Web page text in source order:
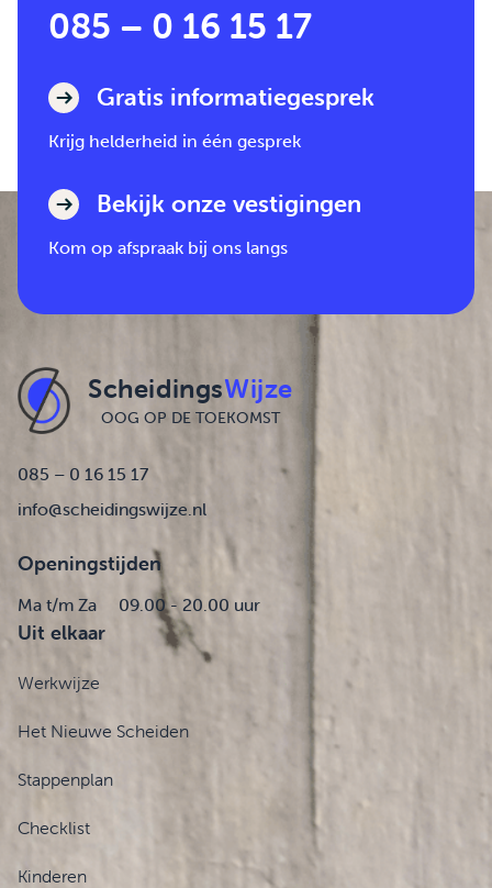
085 – 0 16 15 17
Gratis informatiegesprek
Krijg helderheid in één gesprek
Bekijk onze vestigingen
Kom op afspraak bij ons langs
ScheidingsWijze
OOG OP DE TOEKOMST
085 – 0 16 15 17
info@scheidingswijze.nl
Openingstijden
Ma t/m Za 09.00 - 20.00 uur
Uit elkaar
Werkwijze
Het Nieuwe Scheiden
Stappenplan
Checklist
Kinderen